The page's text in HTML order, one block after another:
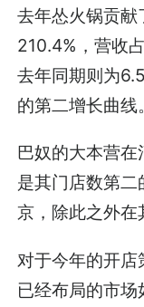
去年怂火锅贡
210.4%，营收
去年同期则为
的第二增长曲线。
巴奴的大本营
是其门店数第
京，除此之外在
对于今年的开
已经布局的市